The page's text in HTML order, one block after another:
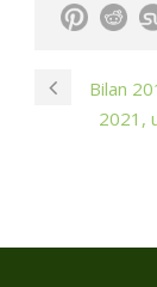
Bilan
2021,